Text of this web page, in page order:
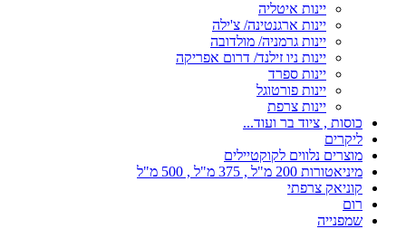
יינות איטליה
יינות ארגנטינה/ צ'ילה
יינות גרמניה/ מולדובה
יינות ניו זילנד/ דרום אפריקה
יינות ספרד
יינות פורטוגל
יינות צרפת
כוסות , ציוד בר ועוד...
ליקרים
מוצרים נלווים לקוקטיילים
מיניאטורות 200 מ"ל , 375 מ"ל , 500 מ"ל
קוניאק צרפתי
רום
שמפנייה